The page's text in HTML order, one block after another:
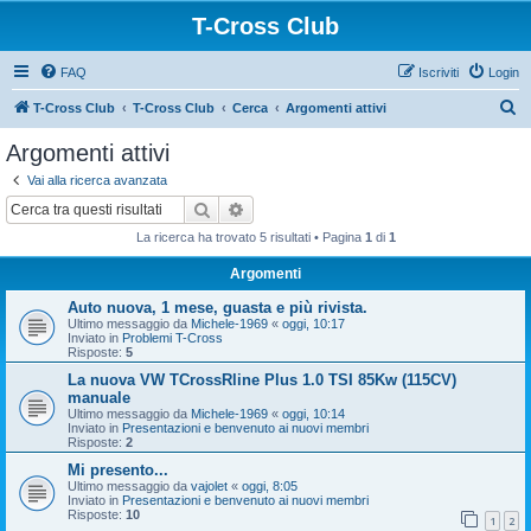
T-Cross Club
FAQ Login
Iscriviti
T-Cross Club T-Cross Club Cerca Argomenti attivi
Argomenti attivi
Vai alla ricerca avanzata
Cerca
La ricerca ha trovato 5 risultati • Pagina 1 di 1
Argomenti
Auto nuova, 1 mese, guasta e più rivista.
Ultimo messaggio da Michele-1969 « oggi, 10:17
Inviato in Problemi T-Cross
Risposte: 5
La nuova VW TCrossRline Plus 1.0 TSI 85Kw (115CV)
manuale
Ultimo messaggio da Michele-1969 « oggi, 10:14
Inviato in Presentazioni e benvenuto ai nuovi membri
Risposte: 2
Mi presento...
Ultimo messaggio da vajolet « oggi, 8:05
Inviato in Presentazioni e benvenuto ai nuovi membri
Risposte: 10 1 2